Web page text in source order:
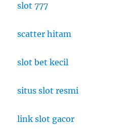
slot 777
scatter hitam
slot bet kecil
situs slot resmi
link slot gacor